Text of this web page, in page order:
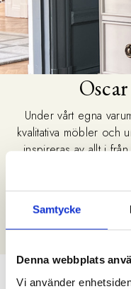
Samtycke
Denna webbplats
Vi använder
Under vårt egna
kvalitativa möbler och
inspireras av allt i
nutida former.
dekorativa speglar,
personligt hem med